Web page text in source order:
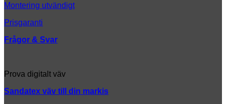
Montering utvändigt
Prisgaranti
Frågor & Svar
Prova digitalt väv
Sandatex väv till din markis